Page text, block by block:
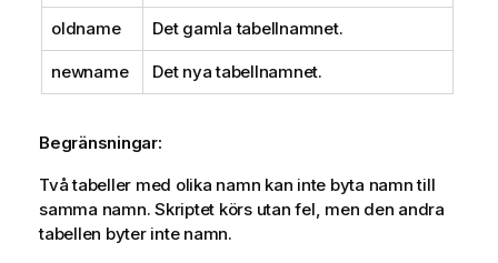
oldname Det gamla tabellnamnet.
newname Det nya tabellnamnet.
Begränsningar:
Två tabeller med olika namn kan inte byta namn till
samma namn. Skriptet körs utan fel, men den andra
tabellen byter inte namn.